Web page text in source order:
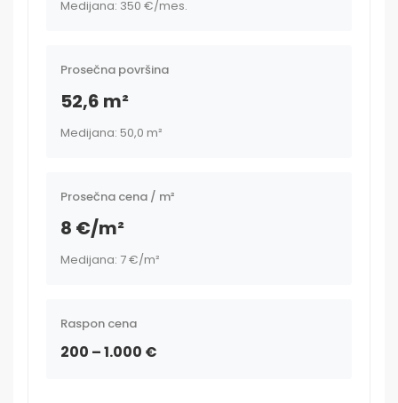
Medijana: 350 €/mes.
Prosečna površina
52,6 m²
Medijana: 50,0 m²
Prosečna cena / m²
8 €/m²
Medijana: 7 €/m²
Raspon cena
200 – 1.000 €